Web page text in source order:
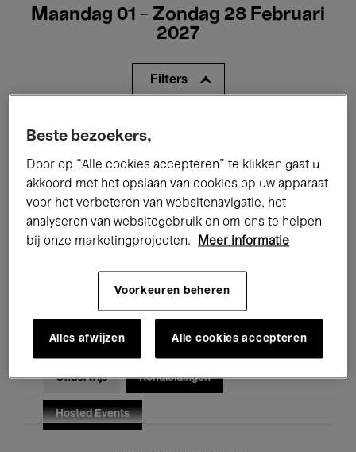
Maandag 01 - Zondag 28 Februari
2027
Filters
Alle evenementen
Tentoonstellingen Films
Performances Lezingen & Debatten
Jazz Klassieke Muziek Global Music
Voor iedereen Kids’ Palace
Onderwijs Rondleidingen
Hosted Events
Beste bezoekers,
Door op “Alle cookies accepteren” te klikken gaat u
akkoord met het opslaan van cookies op uw apparaat
voor het verbeteren van websitenavigatie, het
analyseren van websitegebruik en om ons te helpen
bij onze marketingprojecten.
Meer informatie
Voorkeuren beheren
Alles afwijzen Alle cookies accepteren